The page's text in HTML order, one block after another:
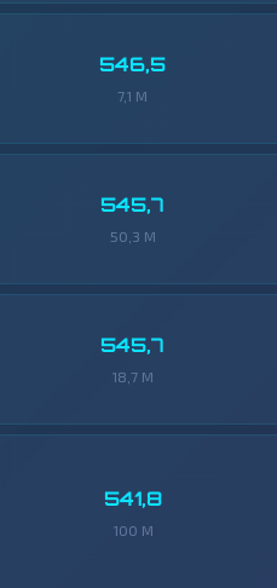
546,5
7,1 M
545,7
50,3 M
545,7
18,7 M
541,8
100 M